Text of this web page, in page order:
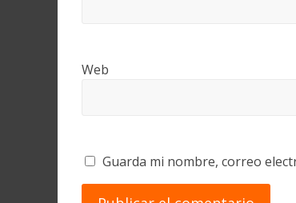
Web
Guarda mi nombre, correo